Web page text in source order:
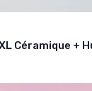
Céramique +